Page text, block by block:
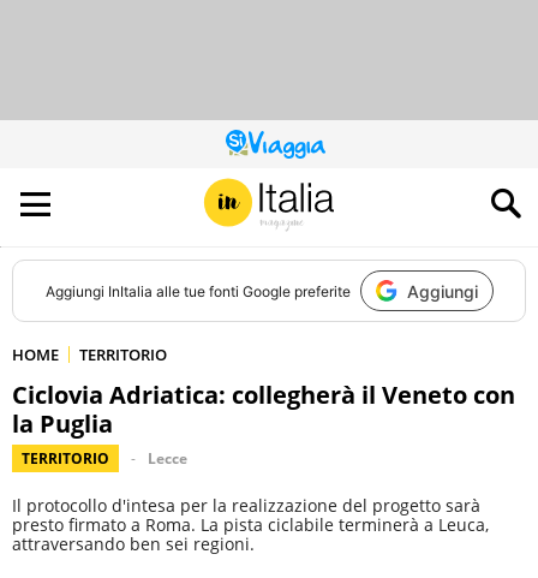
QUESTO
SITO
CONTRIBUISCE
ALL’AUDIENCE
DI
Aggiungi InItalia alle tue fonti Google preferite Aggiungi
HOME TERRITORIO
Ciclovia Adriatica: collegherà il Veneto con
la Puglia
TERRITORIO Lecce
Il protocollo d'intesa per la realizzazione del progetto sarà
presto firmato a Roma. La pista ciclabile terminerà a Leuca,
attraversando ben sei regioni.